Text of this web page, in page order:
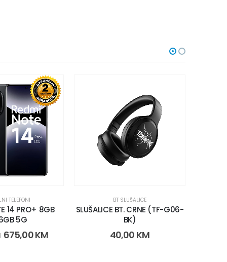
TELEFONI
14 PRO+ 8GB
5G
675,00KM
BT SLUŠALICE
SLUŠALICE BT. CRNE (TF-G06-
BK)
40,00 KM